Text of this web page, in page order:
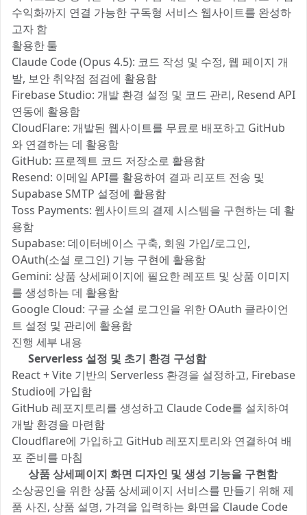
수익화까지 연결 가능한 구독형 서비스 웹사이트를 완성하
고자 함
활용한 툴 ⚒️
Claude Code (Opus 4.5): 코드 작성 및 수정, 웹 페이지 개
발, 보안 취약점 점검에 활용함
Firebase Studio: 개발 환경 설정 및 코드 관리, Resend API
연동에 활용함
CloudFlare: 개발된 웹사이트를 무료로 배포하고 GitHub
와 연결하는 데 활용함
GitHub: 프로젝트 코드 저장소로 활용함
Resend: 이메일 API를 활용하여 결과 리포트 전송 및
Supabase SMTP 설정에 활용함
Toss Payments: 웹사이트의 결제 시스템을 구현하는 데 활
용함
Supabase: 데이터베이스 구축, 회원 가입/로그인,
OAuth(소셜 로그인) 기능 구현에 활용함
Gemini: 상품 상세페이지에 필요한 레포트 및 상품 이미지
를 생성하는 데 활용함
Google Cloud: 구글 소셜 로그인을 위한 OAuth 클라이언
트 설정 및 관리에 활용함
진행 세부 내용 🔍
Serverless 설정 및 초기 환경 구성함
React + Vite 기반의 Serverless 환경을 설정하고, Firebase
Studio에 가입함
GitHub 레포지토리를 생성하고 Claude Code를 설치하여
개발 환경을 마련함
Cloudflare에 가입하고 GitHub 레포지토리와 연결하여 배
포 준비를 마침
상품 상세페이지 화면 디자인 및 생성 기능을 구현함
소상공인을 위한 상품 상세페이지 서비스를 만들기 위해 제
품 사진, 상품 설명, 가격을 입력하는 화면을 Claude Code